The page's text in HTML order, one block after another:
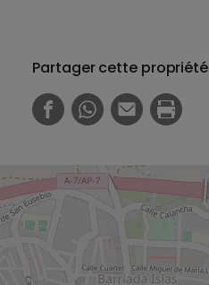
Partager cette propriété
FACEBOOKWHATSAPP
E-MAILPRINT